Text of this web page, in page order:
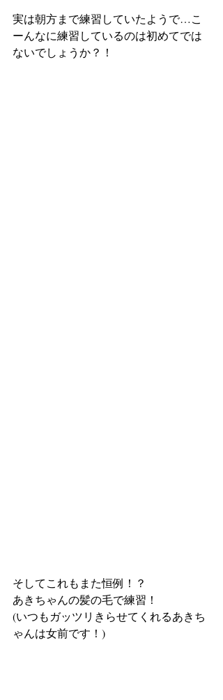
実は朝方まで練習していたようで…こ
ーんなに練習しているのは初めてでは
ないでしょうか？！
そしてこれもまた恒例！？
あきちゃんの髪の毛で練習！
(いつもガッツリきらせてくれるあきち
ゃんは女前です！)